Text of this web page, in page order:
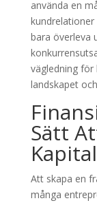
använda en
bara överleva
vägledning
landskapet
Sätt
Att skapa en
många